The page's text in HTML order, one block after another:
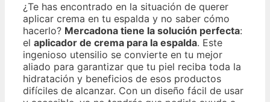
¿Te has encontrado en la situación de querer
aplicar crema en tu espalda y no saber cómo
hacerlo? Mercadona tiene la solución perfecta:
el aplicador de crema para la espalda. Este
ingenioso utensilio se convierte en tu mejor
aliado para garantizar que tu piel reciba toda la
hidratación y beneficios de esos productos
difíciles de alcanzar. Con un diseño fácil de usar